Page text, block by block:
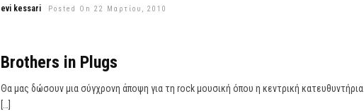
evi kessari Posted On 22 Μαρτίου, 2010
Brothers in Plugs
Θα μας δώσουν μια σύγχρονη άποψη για τη rock μουσική όπου η κεντρική κατευθυντήρια
[…]